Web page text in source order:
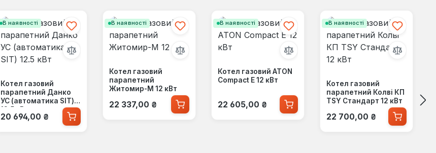
В наявності
Котел газовий
парапетний Данко
УС (автоматика SIT)
12.5 кВт
Звичайна ціна:
20 694,00 ₴
В наявності
Котел газовий
парапетний
Житомир-М 12 кВт
Звичайна ціна:
22 337,00 ₴
В наявності
Котел газовий ATON
Compact E 12 кВт
Звичайна ціна:
22 605,00 ₴
В наявності
Котел газовий
парапетний Колві КП
TSY Стандарт 12 кВт
Звичайна ціна:
22 700,00 ₴